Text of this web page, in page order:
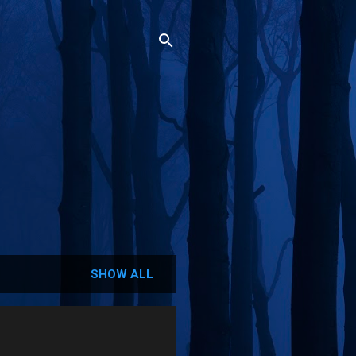
SHOW ALL